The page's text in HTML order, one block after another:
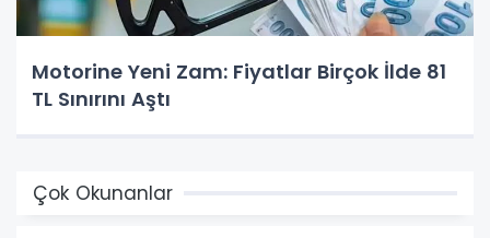
Motorine Yeni Zam: Fiyatlar Birçok İlde 81
TL Sınırını Aştı
Çok Okunanlar